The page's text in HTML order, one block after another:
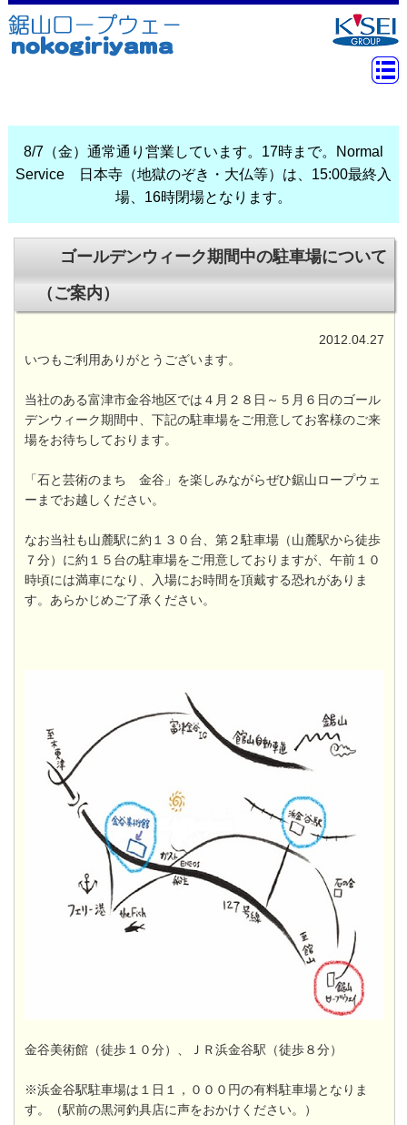
8/7（金）通常通り営業しています。17時まで。Normal
Service 日本寺（地獄のぞき・大仏等）は、15:00最終入
場、16時閉場となります。
ゴールデンウィーク期間中の駐車場について
（ご案内）
2012.04.27
いつもご利用ありがとうございます。
当社のある富津市金谷地区では４月２８日～５月６日のゴール
デンウィーク期間中、下記の駐車場をご用意してお客様のご来
場をお待ちしております。
「石と芸術のまち 金谷」を楽しみながらぜひ鋸山ロープウェ
ーまでお越しください。
なお当社も山麓駅に約１３０台、第２駐車場（山麓駅から徒歩
７分）に約１５台の駐車場をご用意しておりますが、午前１０
時頃には満車になり、入場にお時間を頂戴する恐れがありま
す。あらかじめご了承ください。
金谷美術館（徒歩１０分）、ＪＲ浜金谷駅（徒歩８分）
※浜金谷駅駐車場は１日１，０００円の有料駐車場となりま
す。（駅前の黒河釣具店に声をおかけください。）